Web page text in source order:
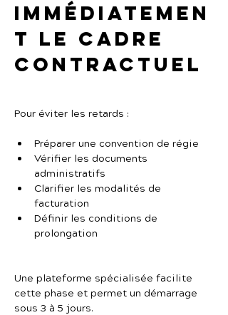
immédiatemen
t le cadre
contractuel
Pour éviter les retards :
Préparer une convention de régie
Vérifier les documents
administratifs
Clarifier les modalités de
facturation
Définir les conditions de
prolongation
Une plateforme spécialisée facilite
cette phase et permet un démarrage
sous 3 à 5 jours.